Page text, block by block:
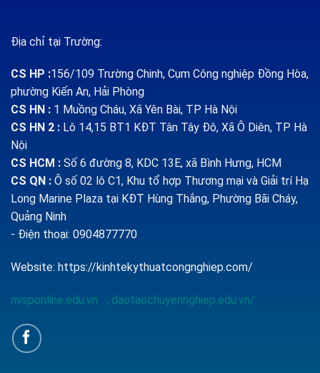
Địa chỉ tại Trường:
CS HP :156/109 Trường Chinh, Cụm Công nghiệp Đồng Hòa,
phường Kiến An, Hải Phòng
CS HN : 1 Muồng Cháu, Xã Yên Bài, TP Hà Nội
CS HN 2 : Lô 14,15 BT1 KĐT Tân Tây Đô, Xã Ô Diên, TP Hà
Nội
CS HCM : Số 6 đường 8, KDC 13E, xã Bình Hưng, HCM
CS QN : Ô số 02 lô C1, Khu tổ hợp Thương mại và Giải trí Hạ
Long Marine Plaza tại KĐT Hùng Thắng, Phường Bãi Cháy,
Quảng Ninh
- Điện thoại: 0904877770
Website: https://kinhtekythuatcongnghiep.com/
nvsponline.edu.vn , daotaochuyennghiep.edu.vn/